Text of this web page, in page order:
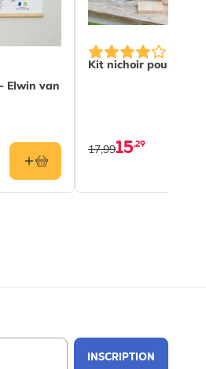
Elwin van
Kit nichoir pour
15,29
17,99
INSCRIPTION